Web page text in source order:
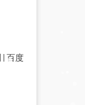
百度